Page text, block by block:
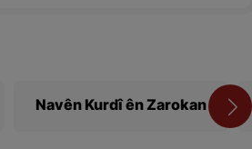
Navên Kurdî ên Zarokan